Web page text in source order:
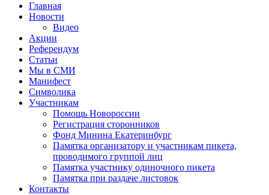
Главная
Новости
Видео
Акции
Референдум
Статьи
Мы в СМИ
Манифест
Символика
Участникам
Помощь Новороссии
Регистрация сторонников
Фонд Минина Екатеринбург
Памятка организатору и участникам пикета,
проводимого группой лиц
Памятка участнику одиночного пикета
Памятка при раздаче листовок
Контакты